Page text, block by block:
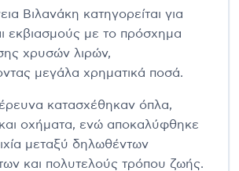
Βιλανάκη κατηγορείται για
εκβιασμούς με το πρόσχημα
χρυσών λιρών,
μεγάλα χρηματικά ποσά.
κατασχέθηκαν όπλα,
οχήματα, ενώ αποκαλύφθηκε
μεταξύ δηλωθέντων
και πολυτελούς τρόπου ζωής.